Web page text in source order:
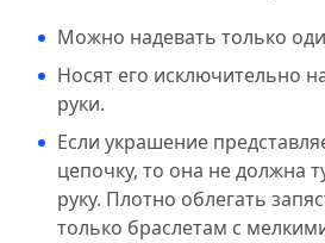
Можно надевать только
Носят его исключительно
руки.
Если украшение
цепочку, то она не должна
руку. Плотно облегать
только браслетам с